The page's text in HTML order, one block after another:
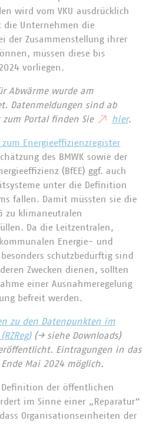
wird vom VKU ausdrücklich
die Unternehmen die
der Zusammenstellung ihrer
müssen diese bis
vorliegen.
Abwärme wurde am
Datenmeldungen sind ab
Portal finden Sie
hier.
zum Energieeffizienzregister
des BMWK sowie der
(BfEE) ggf. auch
unter die Definition
fallen. Damit müssten sie die
zu klimaneutralen
Da die Leitzentralen,
Energie- und
schutzbedürftig sind
Zwecken dienen, sollten
einer Ausnahmeregelung
befreit werden.
zu den Datenpunkten im
(→ siehe Downloads)
Eintragungen in das
Mai 2024 möglich.
der öffentlichen
im Sinne einer „Reparatur“
Organisationseinheiten der